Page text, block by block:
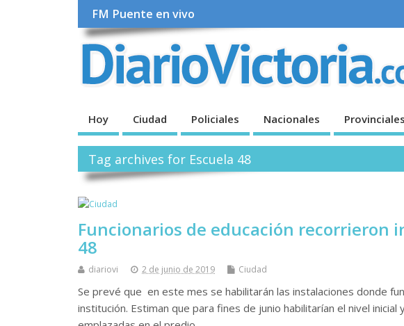
FM Puente en vivo
Hoy Ciudad Policiales Nacionales Provinciales
Tag archives for Escuela 48
Funcionarios de educación recorrieron
48
diariovi 2 de junio de 2019 Ciudad
Se prevé que en este mes se habilitarán las instalaciones donde
institución. Estiman que para fines de junio habilitarían el nivel inicial